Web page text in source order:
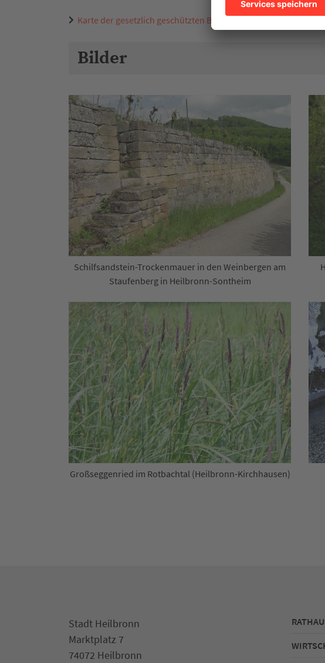
Karte der gesetzlich geschützten Biotope im Geodatenportal
Bilder
Schilfsandstein-Trockenmauer in den Weinbergen am
Staufenberg in Heilbronn-Sontheim
Großseggenried im Rotbachtal (Heilbronn-Kirchhausen)
Stadt Heilbronn
Marktplatz 7
74072 Heilbronn